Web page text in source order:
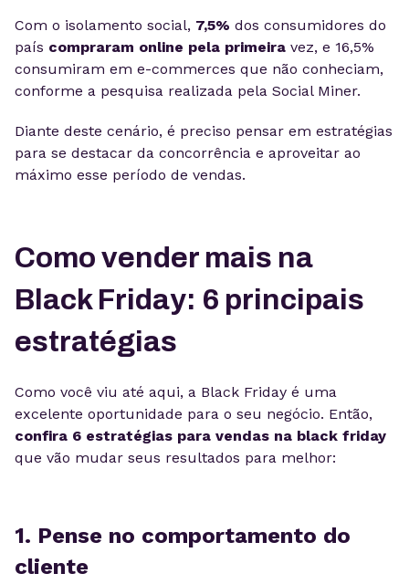
Com o isolamento social, 7,5% dos consumidores do
país compraram online pela primeira vez, e 16,5%
consumiram em e-commerces que não conheciam,
conforme a pesquisa realizada pela Social Miner.
Diante deste cenário, é preciso pensar em estratégias
para se destacar da concorrência e aproveitar ao
máximo esse período de vendas.
Como vender mais na
Black Friday: 6 principais
estratégias
Como você viu até aqui, a Black Friday é uma
excelente oportunidade para o seu negócio. Então,
confira 6 estratégias para vendas na black friday
que vão mudar seus resultados para melhor:
1. Pense no comportamento do
cliente